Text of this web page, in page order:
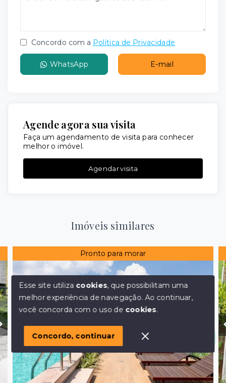
Concordo com a Política de Privacidade
WhatsApp E-mail
Agende agora sua visita
Faça um agendamento de visita para conhecer
melhor o imóvel.
Agendar visita
Imóveis similares
Pronto para morar
Olá! em posso ajudar?
Esse site utiliza cookies, que possibilitam uma
melhor experiência de navegação.Ao continuar,
você concorda com o uso de cookies.
Concordo, continuar